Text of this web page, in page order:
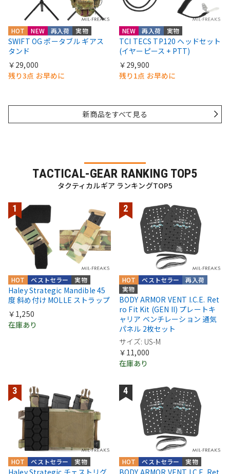
HOT NEW 再入荷 実物
SWIFT OG ポータブル ギアス
タンド
￥29,000
残り3点 お早めに
NEW 再入荷 実物
TCI TECS TP120 ヘッドセット
(イヤーピース + PTT)
￥29,900
残り1点 お早めに
新商品をすべて見る
TACTICAL-GEAR RANKING TOP5
タクティカルギア ランキングTOP5
実物
ベストセラー
HOT
Haley Strategic Mandible 45
度 斜め付け MOLLE ストラップ
￥1,250
在庫あり
実物
再入荷
ベストセラー
HOT
BODY ARMOR VENT I.C.E. Ret
ro Fit Kit (GEN II) プレートキ
ャリア ベンチレーション 通気
パネル 2枚セット
サイズ: US-M
￥11,000
在庫あり
実物
ベストセラー
HOT 実物
ベストセラー
HOT